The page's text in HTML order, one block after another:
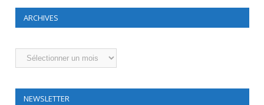
ARCHIVES
Archives
NEWSLETTER